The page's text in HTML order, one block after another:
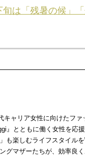
旬は「残暑の候」
キャリア女性に向けたフ
』とともに働く女性を応
も楽しむライフスタイル
グマザーたちが、効率良